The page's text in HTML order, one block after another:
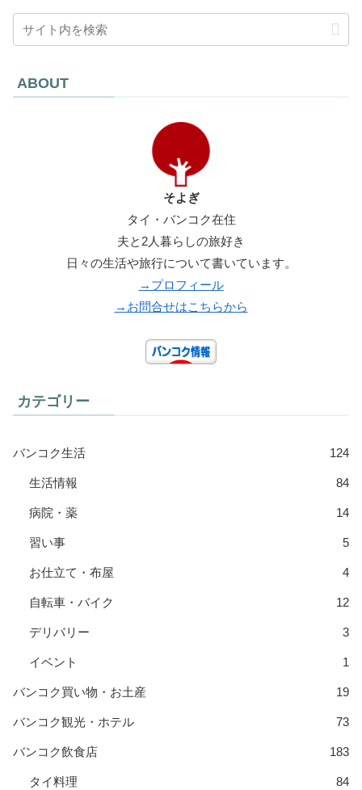
ABOUT
そよぎ
タイ・バンコク在住
夫と2人暮らしの旅好き
日々の生活や旅行について書いています。
→プロフィール
→お問合せはこちらから
カテゴリー
バンコク生活 124
生活情報 84
病院・薬 14
習い事 5
お仕立て・布屋 4
自転車・バイク 12
デリバリー 3
イベント 1
バンコク買い物・お土産 19
バンコク観光・ホテル 73
バンコク飲食店 183
タイ料理 84